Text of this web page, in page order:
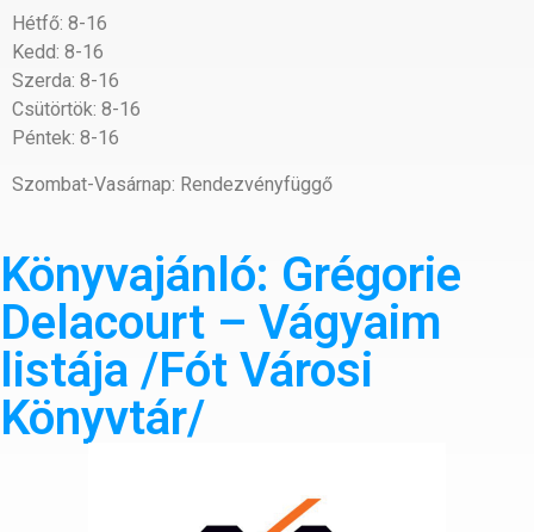
Hétfő: 8-16
Kedd: 8-16
Szerda: 8-16
Csütörtök: 8-16
Péntek: 8-16
Szombat-Vasárnap: Rendezvényfüggő
Könyvajánló: Grégorie
Delacourt – Vágyaim
listája /Fót Városi
Könyvtár/